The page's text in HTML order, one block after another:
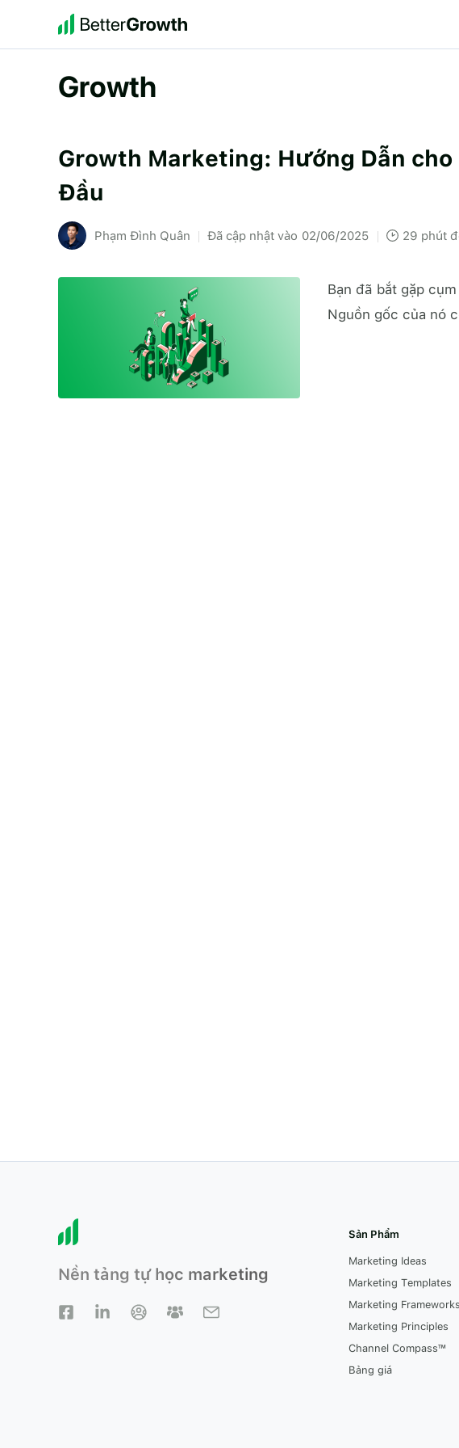
nội
Growth
Growth Marketing: Hướng Dẫn
Đầu
Phạm Đình Quân 02/06/2025 29
Bạn đã bắt gặp
Nguồn gốc của nó
Nền tảng tự học marketing
Sản Phẩm
Marketing Ideas
Marketing Templates
Marketing Frameworks
Marketing Principles
Channel Compass™
Bảng giá